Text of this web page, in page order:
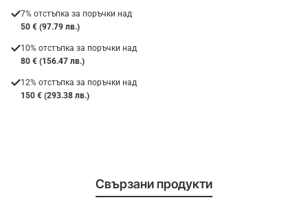
7% отстъпка за поръчки над
50 € (97.79 лв.)
10% отстъпка за поръчки над
80 € (156.47 лв.)
12% отстъпка за поръчки над
150 € (293.38 лв.)
Свързани продукти